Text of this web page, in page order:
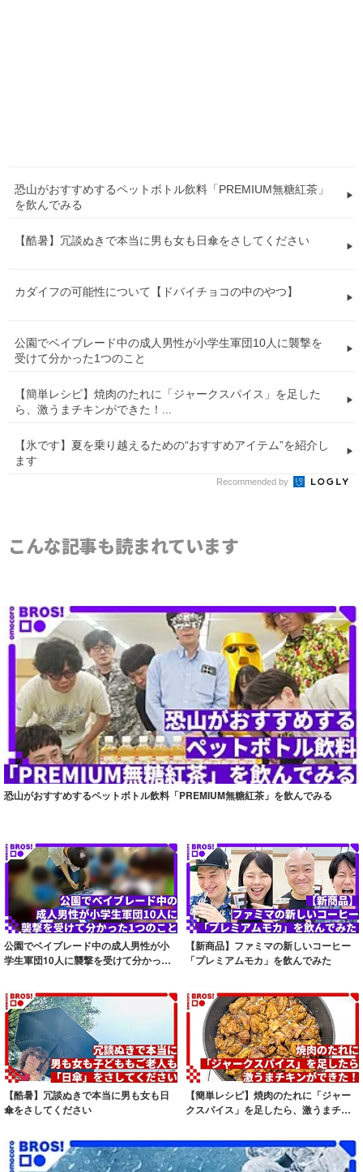
恐山がおすすめするペットボトル飲料「PREMIUM無糖紅茶」
を飲んでみる
【酷暑】冗談ぬきで本当に男も女も日傘をさしてください
カダイフの可能性について【ドバイチョコの中のやつ】
公園でベイブレード中の成人男性が小学生軍団10人に襲撃を
受けて分かった1つのこと
【簡単レシピ】焼肉のたれに「ジャークスパイス」を足した
ら、激うまチキンができた！...
【氷です】夏を乗り越えるための“おすすめアイテム”を紹介し
ます
Recommended by
こんな記事も読まれています
恐山がおすすめするペットボトル飲料「PREMIUM無糖紅茶」を飲んでみる
公園でベイブレード中の成人男性が小
学生軍団10人に襲撃を受けて分かった1
【新商品】ファミマの新しいコーヒー
「プレミアムモカ」を飲んでみた
【酷暑】冗談ぬきで本当に男も女も日
傘をさしてください
【簡単レシピ】焼肉のたれに「ジャー
クスパイス」を足したら、激うまチキ